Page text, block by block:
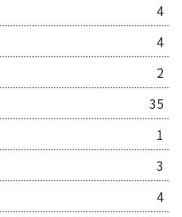
4
4
2
35
1
3
4